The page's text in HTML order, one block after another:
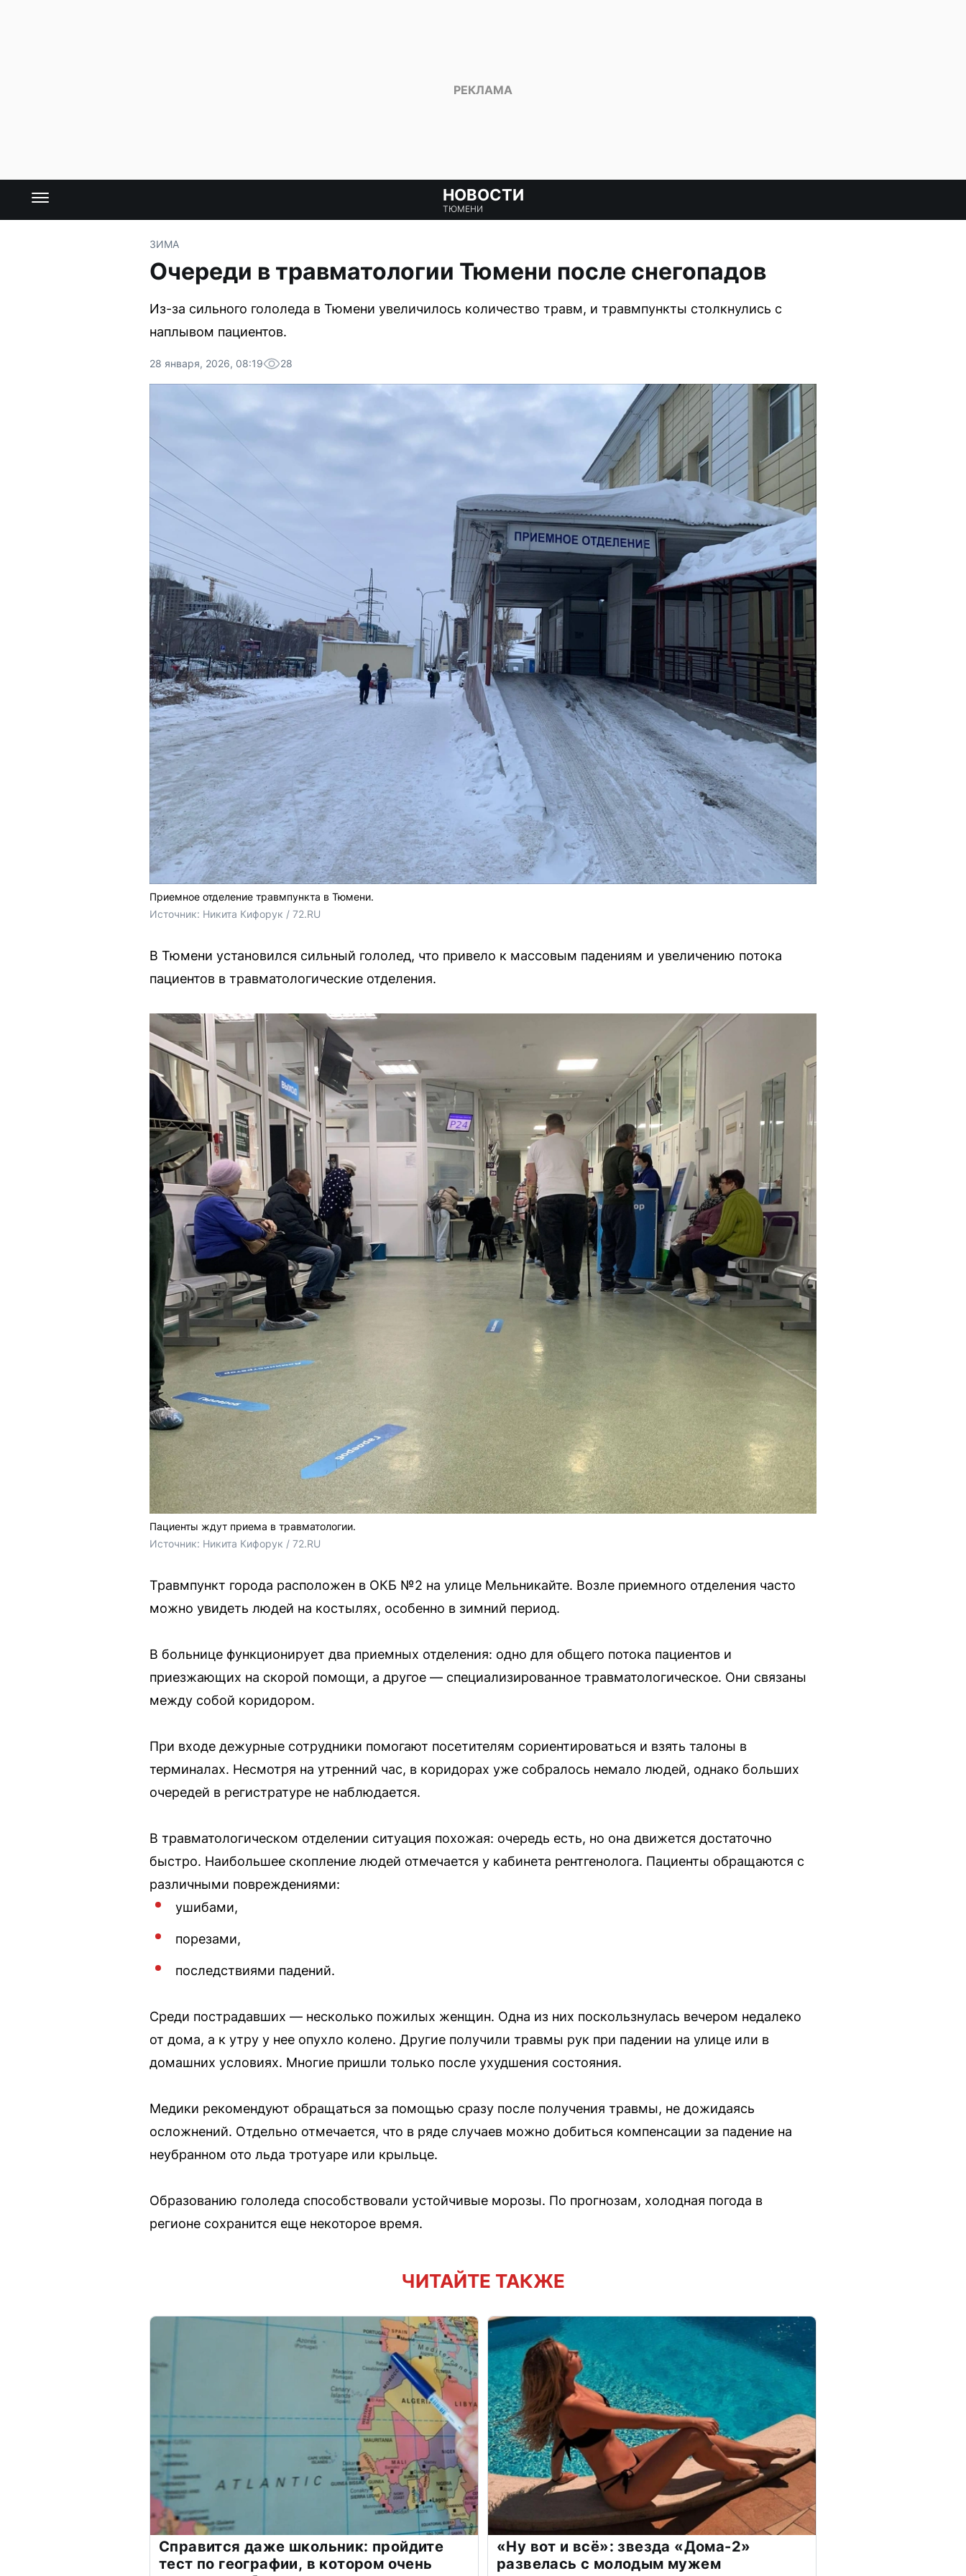
НОВОСТИ
ТЮМЕНИ
ЗИМА
Очереди в травматологии Тюмени после снегопадов
Из-за сильного гололеда в Тюмени увеличилось количество травм, и травмпункты столкнулись с
наплывом пациентов.
28 января, 2026, 08:19 28
Приемное отделение травмпункта в Тюмени.
Источник: Никита Кифорук / 72.RU
В Тюмени установился сильный гололед, что привело к массовым падениям и увеличению потока
пациентов в травматологические отделения.
Пациенты ждут приема в травматологии.
Источник: Никита Кифорук / 72.RU
Травмпункт города расположен в ОКБ №2 на улице Мельникайте. Возле приемного отделения часто
можно увидеть людей на костылях, особенно в зимний период.
В больнице функционирует два приемных отделения: одно для общего потока пациентов и
приезжающих на скорой помощи, а другое — специализированное травматологическое. Они связаны
между собой коридором.
При входе дежурные сотрудники помогают посетителям сориентироваться и взять талоны в
терминалах. Несмотря на утренний час, в коридорах уже собралось немало людей, однако больших
очередей в регистратуре не наблюдается.
В травматологическом отделении ситуация похожая: очередь есть, но она движется достаточно
быстро. Наибольшее скопление людей отмечается у кабинета рентгенолога. Пациенты обращаются с
различными повреждениями:
ушибами,
порезами,
последствиями падений.
Среди пострадавших — несколько пожилых женщин. Одна из них поскользнулась вечером недалеко
от дома, а к утру у нее опухло колено. Другие получили травмы рук при падении на улице или в
домашних условиях. Многие пришли только после ухудшения состояния.
Медики рекомендуют обращаться за помощью сразу после получения травмы, не дожидаясь
осложнений. Отдельно отмечается, что в ряде случаев можно добиться компенсации за падение на
неубранном ото льда тротуаре или крыльце.
Образованию гололеда способствовали устойчивые морозы. По прогнозам, холодная погода в
регионе сохранится еще некоторое время.
ЧИТАЙТЕ ТАКЖЕ
Справится даже школьник: пройдите
тест по географии, в котором очень
«Ну вот и всё»: звезда «Дома-2»
развелась с молодым мужем